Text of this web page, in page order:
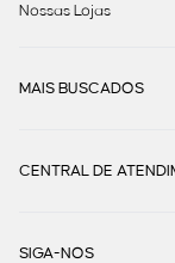
Nossas Lojas
MAIS BUSCADOS
CENTRAL DE
SIGA-NOS